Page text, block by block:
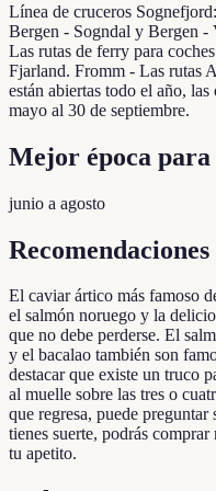
Línea de cruceros
Bergen - Sogndal y Bergen
Las rutas de ferry para
Fjarland. Fromm - Las rutas
están abiertas todo el año,
mayo al 30 de septiembre.
Mejor época
junio a agosto
El caviar ártico más famoso
el salmón noruego y la
que no debe perderse. El
y el bacalao también son
destacar que existe un truco
al muelle sobre las tres o
que regresa, puede
tienes suerte, podrás
tu apetito.